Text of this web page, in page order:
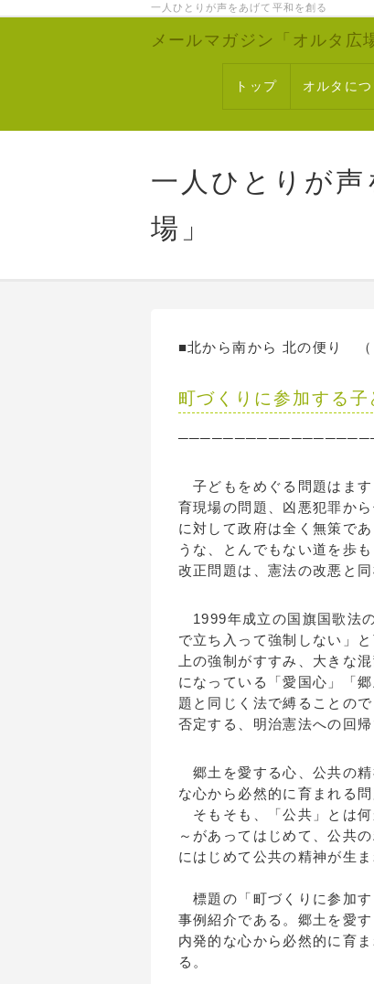
一人ひとりが声をあげて平和を創る
メールマガジン「オルタ広
トップ オルタに
一人ひとりが
場」
■北から南から 北の便
町づくりに参加する子
子どもをめぐる問題はます
育現場の問題、凶悪犯罪か
に対して政府は全く無策で
うな、とんでもない道を歩
改正問題は、憲法の改悪と
1999年成立の国旗国歌法
で立ち入って強制しない」
上の強制がすすみ、大きな
になっている「愛国心」「
題と同じく法で縛ることの
否定する、明治憲法への回帰
郷土を愛する心、公共の精
な心から必然的に育まれる問
そもそも、「公共」とは何
～があってはじめて、公共
にはじめて公共の精神が生
標題の「町づくりに参加
事例紹介である。郷土を愛
内発的な心から必然的に育
る。